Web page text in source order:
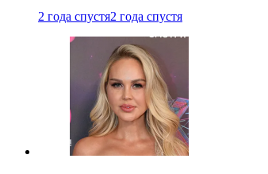
2 года спустя2 года спустя